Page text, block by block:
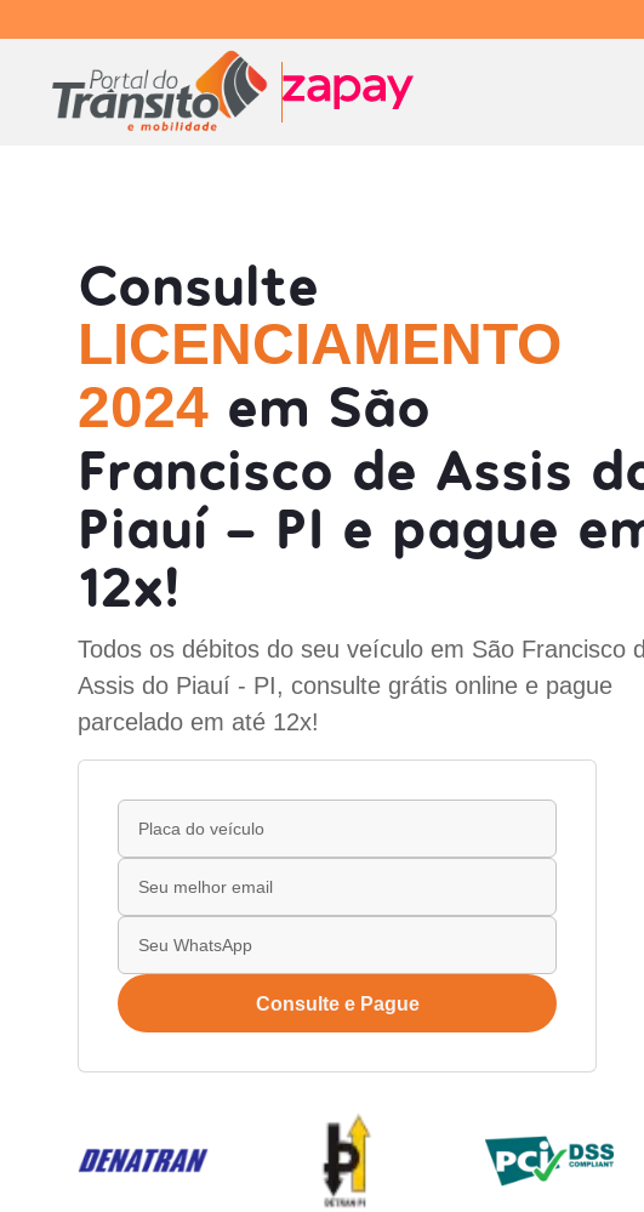
Consulte
LICENCIAMENTO
2024 em São
Francisco de Assis
Piauí - PI e pague
12x!
Todos os débitos do seu veículo em São Francisco
Assis do Piauí - PI, consulte grátis online e pague
parcelado em até 12x!
Consulte e Pague